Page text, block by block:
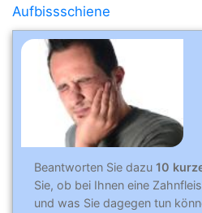
Aufbissschiene
Beantworten Sie dazu 10
Sie, ob bei Ihnen eine
und was Sie dagegen tun